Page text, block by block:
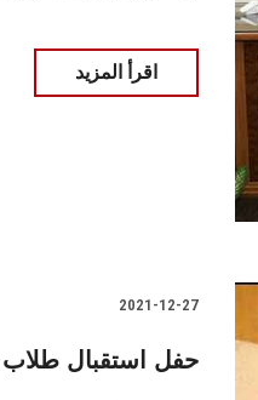
اقرأ المزيد
2021-12-27
حفل استقبال